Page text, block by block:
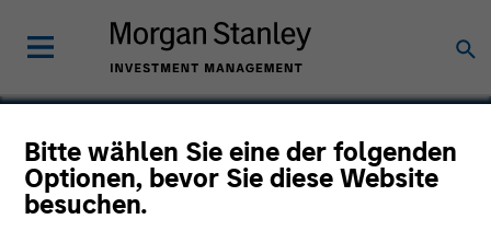
Bitte wählen Sie eine der folgenden
Optionen, bevor Sie diese Website
besuchen.
Renfang Medical